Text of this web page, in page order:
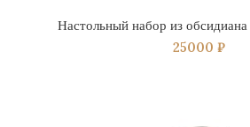
Настольный набор из
25000 ₽